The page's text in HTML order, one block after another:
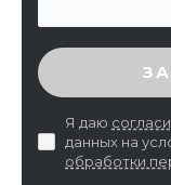
ВВЕДИТЕ
Я даю
данных на
обработки